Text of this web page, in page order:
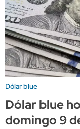
Dólar blue
Dólar blue
domingo 9